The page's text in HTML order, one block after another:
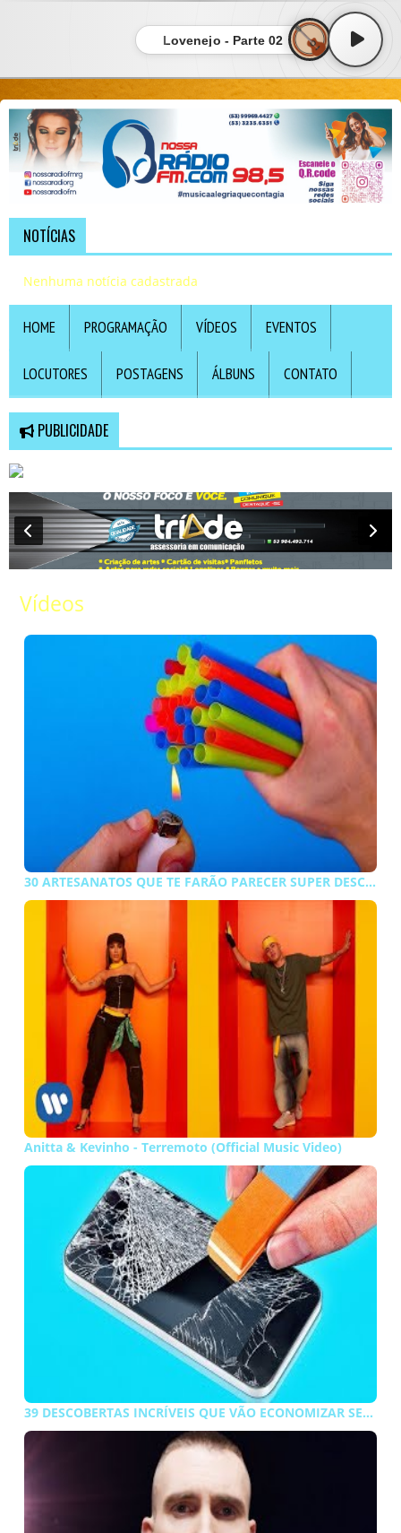
Lovenejo - Parte 02
NOTÍCIAS
Nenhuma notícia cadastrada
HOME PROGRAMAÇÃO VÍDEOS EVENTOS
LOCUTORES POSTAGENS ÁLBUNS CONTATO
PUBLICIDADE
Vídeos
30 ARTESANATOS QUE TE FARÃO PARECER SUPER DESCOLADO
Anitta & Kevinho - Terremoto (Official Music Video)
39 DESCOBERTAS INCRÍVEIS QUE VÃO ECONOMIZAR SEU DINHEIRO